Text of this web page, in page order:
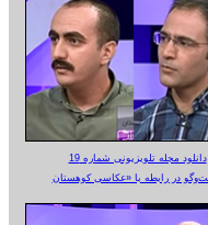
دانلود مجله تلویزیونی شماره 19